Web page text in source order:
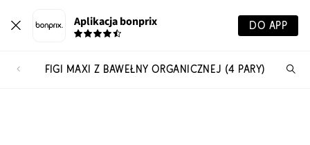
Aplikacja bonprix DO APP
FIGI MAXI Z BAWEŁNY ORGANICZNEJ (4 PARY)